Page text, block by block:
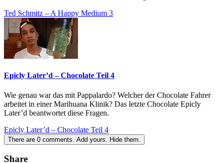
Ted Schmitz – A Happy Medium 3
Epicly Later’d – Chocolate Teil 4
Wie genau war das mit Pappalardo? Welcher der Chocolate Fahrer
arbeitet in einer Marihuana Klinik? Das letzte Chocolate Epicly
Later’d beantwortet diese Fragen.
Epicly Later’d – Chocolate Teil 4
There are 0 comments. Add yours. Hide them.
Share